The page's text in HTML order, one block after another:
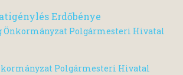
Erdőbénye
Önkormányzat Polgármesteri Hivatal
Polgármesteri Hivatal